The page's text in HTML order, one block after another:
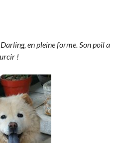
en pleine forme. Son poil a
!